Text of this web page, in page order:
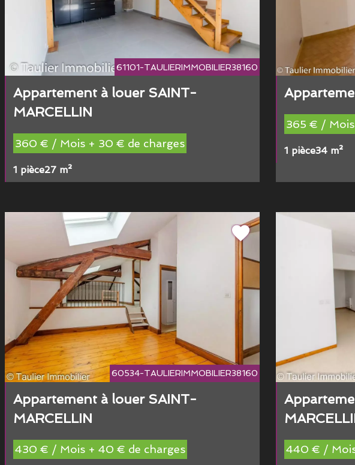
61101-TAULIERIMMOBILIER38160
Appartement à louer SAINT-
MARCELLIN
360 € / Mois + 30 € de charges
1 pièce27 m²
365 € /
1 pièce34 m²
60534-TAULIERIMMOBILIER38160
Appartement à louer SAINT-
MARCELLIN
430 € / Mois + 40 € de charges 440 € /